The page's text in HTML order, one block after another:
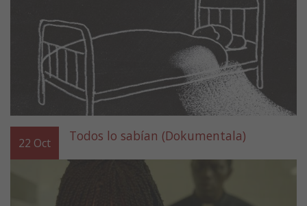
22 Oct Todos lo sabían (Dokumentala)